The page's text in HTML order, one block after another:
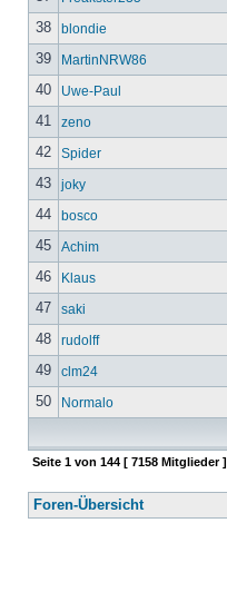
38 blondie
39 MartinNRW86
40 Uwe-Paul
41 zeno
42 Spider
43 joky
44 bosco
45 Achim
46 Klaus
47 saki
48 rudolff
49 clm24
50 Normalo
Seite 1 von 144 [ 7158 Mitglieder ]
Foren-Übersicht